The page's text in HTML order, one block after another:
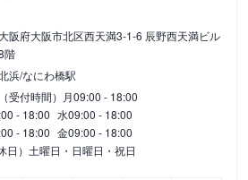
大阪府大阪市北区西天満3-1-6 辰野西天満ビル
階
浜/なにわ橋駅
（受付時間） 月09:00 - 18:00
- 18:00 水09:00 - 18:00
- 18:00 金09:00 - 18:00
日）土曜日・日曜日・祝日